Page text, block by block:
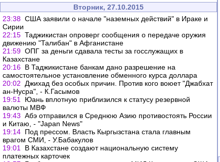
Вторник, 27.10.2015
23:38 США заявили о начале "наземных действий" в Ираке и
Сирии
22:15 Таджикистан опроверг сообщения о передаче оружия
движению "Талибан" в Афганистане
21:59 ОПГ за деньги сдавала тесты за госслужащих в
Казахстане
20:16 В Таджикистане банкам дано разрешение на
самостоятельное установление обменного курса доллара
20:02
Джихад без особых причин. Против кого воюет "Джабхат
ан-Нусра", - К.Гасымов
19:51
Юань вплотную приблизился к статусу резервной
валюты МВФ
19:43 Абэ отправился в Среднюю Азию противостоять России
и Китаю, - "Japan News"
19:14 Под прессом. Власть Кыргызстана стала главным
врагом СМИ, - У.Бабакулов
19:01
В Казахстане создают национальную систему
платежных карточек